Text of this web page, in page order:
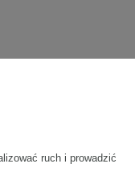
ruch i prowadzić